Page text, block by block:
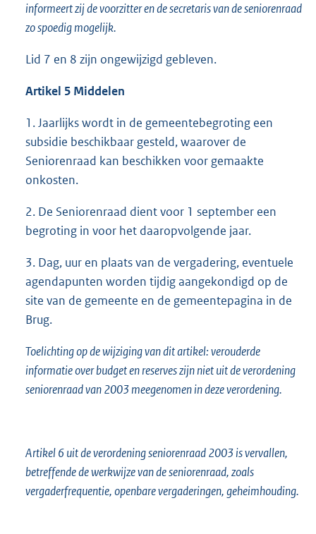
informeert zij de voorzitter en de secretaris van de seniorenraad
zo spoedig mogelijk.
Lid 7 en 8 zijn ongewijzigd gebleven.
Artikel 5 Middelen
1. Jaarlijks wordt in de gemeentebegroting een
subsidie beschikbaar gesteld, waarover de
Seniorenraad kan beschikken voor gemaakte
onkosten.
2. De Seniorenraad dient voor 1 september een
begroting in voor het daaropvolgende jaar.
3. Dag, uur en plaats van de vergadering, eventuele
agendapunten worden tijdig aangekondigd op de
site van de gemeente en de gemeentepagina in de
Brug.
Toelichting op de wijziging van dit artikel: verouderde
informatie over budget en reserves zijn niet uit de verordening
seniorenraad van 2003 meegenomen in deze verordening.
Artikel 6 uit de verordening seniorenraad 2003 is vervallen,
betreffende de werkwijze van de seniorenraad, zoals
vergaderfrequentie, openbare vergaderingen, geheimhouding.